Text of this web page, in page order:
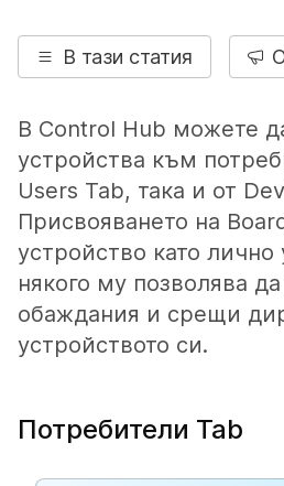
В тази статия
В Control Hub можете
устройства към
Users Tab, така и от
Присвояването на
устройство като лично
някого му позволява
обаждания и срещи
устройството си.
Потребители Tab